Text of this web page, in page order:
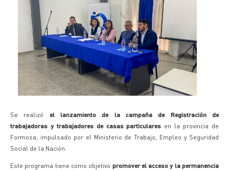
Se realizó el lanzamiento de la campaña de Registración de
trabajadoras y trabajadores de casas particulares en la provincia de
Formosa, impulsado por el Ministerio de Trabajo, Empleo y Seguridad
Social de la Nación.
Este programa tiene como objetivo promover el acceso y la permanencia